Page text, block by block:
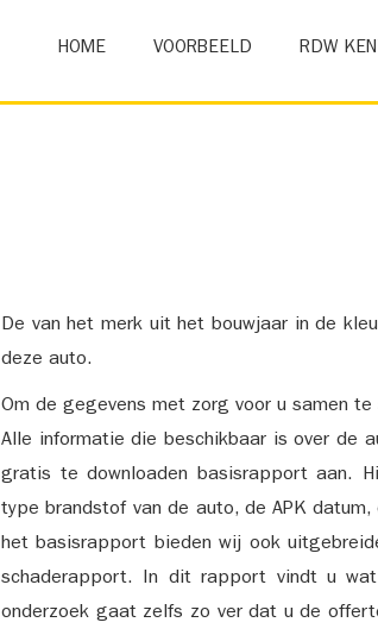
HOME VOORBEELD RDW
De van het merk uit het bouwjaar in de
deze auto.
Om de gegevens met zorg voor u samen
Alle informatie die beschikbaar is over de
gratis te downloaden basisrapport aan.
type brandstof van de auto, de APK
het basisrapport bieden wij ook
schaderapport. In dit rapport vindt u
onderzoek gaat zelfs zo ver dat u de